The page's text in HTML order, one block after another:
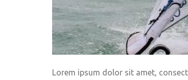
Lorem ipsum dolor sit amet,